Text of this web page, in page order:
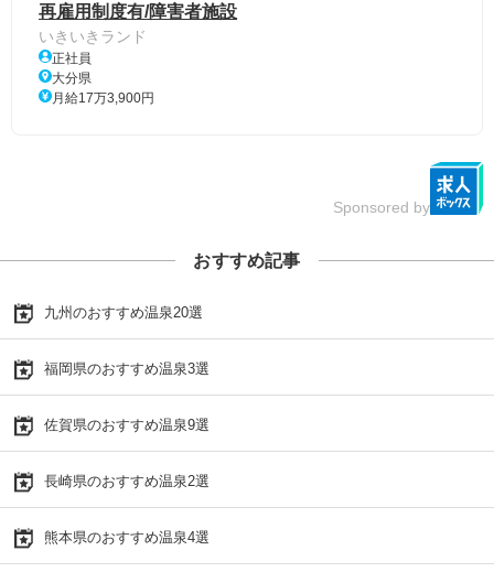
再雇用制度有/障害者施設
いきいきランド
正社員
大分県
月給17万3,900円
Sponsored by
おすすめ記事
九州のおすすめ温泉20選
福岡県のおすすめ温泉3選
佐賀県のおすすめ温泉9選
長崎県のおすすめ温泉2選
熊本県のおすすめ温泉4選